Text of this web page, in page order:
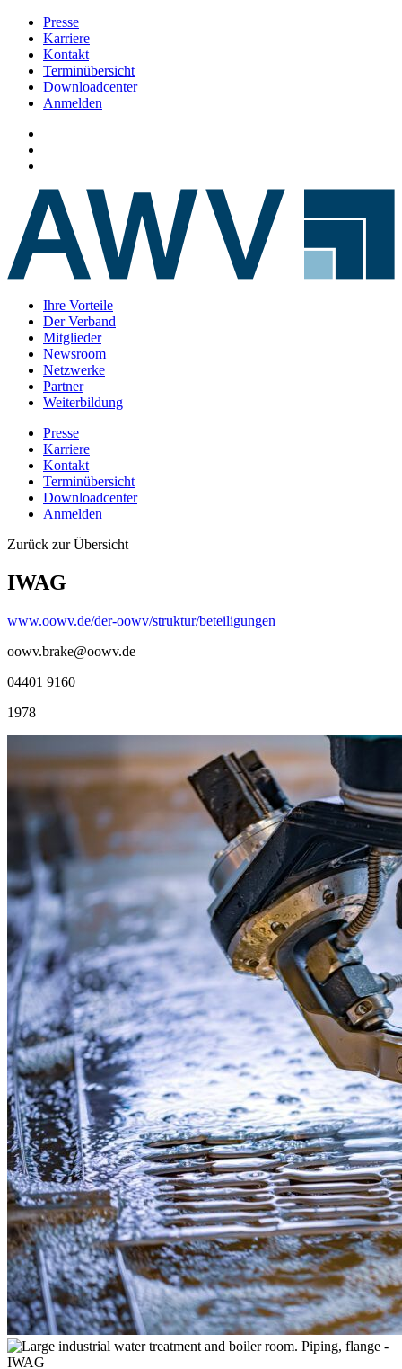
Presse
Karriere
Kontakt
Terminübersicht
Downloadcenter
Anmelden
Ihre Vorteile
Der Verband
Mitglieder
Newsroom
Netzwerke
Partner
Weiterbildung
Presse
Karriere
Kontakt
Terminübersicht
Downloadcenter
Anmelden
Zurück zur Übersicht
IWAG
www.oowv.de/der-oowv/struktur/beteiligungen
oowv.brake@oowv.de
04401 9160
1978